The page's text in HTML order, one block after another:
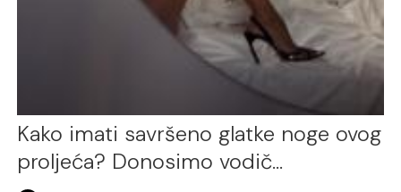
Kako imati savršeno glatke noge ovog
proljeća? Donosimo vodič…